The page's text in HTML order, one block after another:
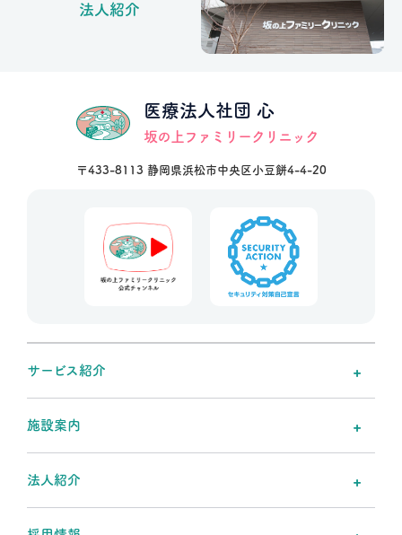
法人紹介
医療法人社団 心
坂の上ファミリークリニック
〒433-8113 静岡県浜松市中央区小豆餅4-4-20
サービス紹介
施設案内
法人紹介